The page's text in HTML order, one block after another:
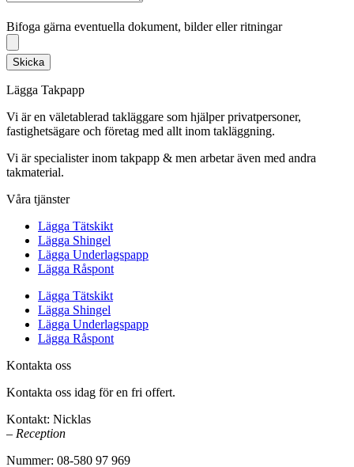
Bifoga gärna eventuella dokument, bilder eller ritningar
Skicka
Lägga Takpapp
Vi är en väletablerad takläggare som hjälper privatpersoner,
fastighetsägare och företag med allt inom takläggning.
Vi är specialister inom takpapp & men arbetar även med andra
takmaterial.
Våra tjänster
Lägga Tätskikt
Lägga Shingel
Lägga Underlagspapp
Lägga Råspont
Lägga Tätskikt
Lägga Shingel
Lägga Underlagspapp
Lägga Råspont
Kontakta oss
Kontakta oss idag för en fri offert.
Kontakt: Nicklas
– Reception
Nummer: 08-580 97 969